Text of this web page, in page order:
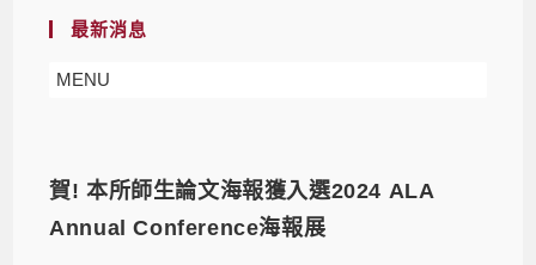
最新消息
MENU
賀! 本所師生論文海報獲入選2024 ALA
Annual Conference海報展